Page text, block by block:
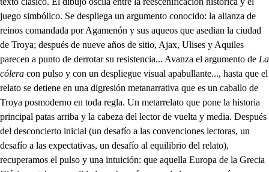
juego simbólico. Se despliega un argumento conocido: la alianza de
reinos comandada por Agamenón y sus aqueos que asedian la ciudad
de Troya; después de nueve años de sitio, Ajax, Ulises y Aquiles
parecen a punto de derrotar su resistencia... Avanza el argumento de La
cólera con pulso y con un despliegue visual apabullante..., hasta que el
relato se detiene en una digresión metanarrativa que es un caballo de
Troya posmoderno en toda regla. Un metarrelato que pone la historia
principal patas arriba y la cabeza del lector de vuelta y media. Después
del desconcierto inicial (un desafío a las convenciones lectoras, un
desafío a las expectativas, un desafío al equilibrio del relato),
recuperamos el pulso y una intuición: que aquella Europa de la Grecia